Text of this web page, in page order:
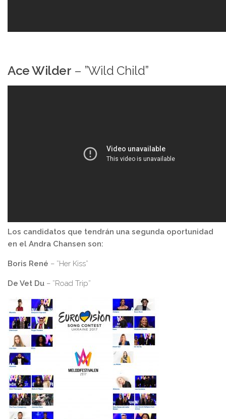
Ace Wilder – ”Wild Child”
Los candidatos que tendrán una segunda oportunidad
en el Andra Chansen son:
Boris René – ”Her Kiss”
De Vet Du – ”Road Trip”